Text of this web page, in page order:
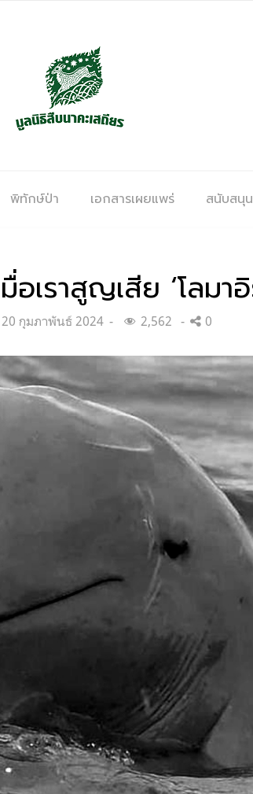
พิทักษ์ป่า เอกสารเผยแพร่ สนับสนุ
อเราสูญเสีย ‘โลม
Posted
20 กุมภาพันธ์ 2024 2,562 0